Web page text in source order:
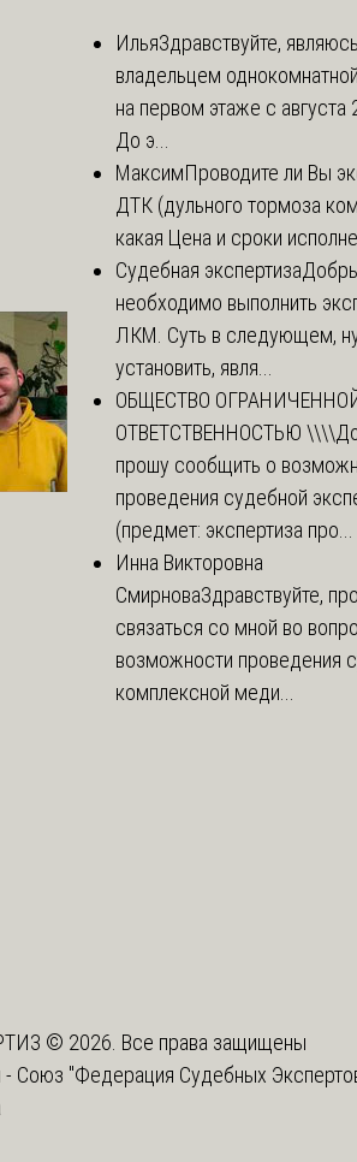
ИльяЗдравствуйте, являюсь
владельцем
на первом этаже с августа
До э...
МаксимПроводите ли Вы
ДТК (дульного тормоза
какая Цена и сроки
Судебная экспертиза
необходимо выполнить
ЛКМ. Суть в следующем,
установить, явля...
ОБЩЕСТВО
ОТВЕТСТВЕННОСТЬЮ \\\\
прошу сообщить о
проведения судебной
(предмет: экспертиза про...
Инна Викторовна
СмирноваЗдравствуйте,
связаться со мной во
возможности проведения
комплексной меди...
© 2026. Все права защищены
- Союз "Федерация Судебных